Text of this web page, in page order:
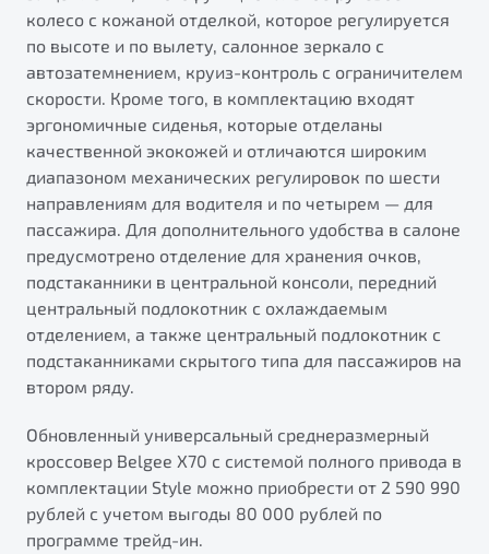
колесо с кожаной отделкой, которое регулируется
по высоте и по вылету, салонное зеркало с
автозатемнением, круиз-контроль с ограничителем
скорости. Кроме того, в комплектацию входят
эргономичные сиденья, которые отделаны
качественной экокожей и отличаются широким
диапазоном механических регулировок по шести
направлениям для водителя и по четырем — для
пассажира. Для дополнительного удобства в салоне
предусмотрено отделение для хранения очков,
подстаканники в центральной консоли, передний
центральный подлокотник с охлаждаемым
отделением, а также центральный подлокотник с
подстаканниками скрытого типа для пассажиров на
втором ряду.
Обновленный универсальный среднеразмерный
кроссовер Belgee X70 с системой полного привода в
комплектации Style можно приобрести от 2 590 990
рублей с учетом выгоды 80 000 рублей по
программе трейд-ин.